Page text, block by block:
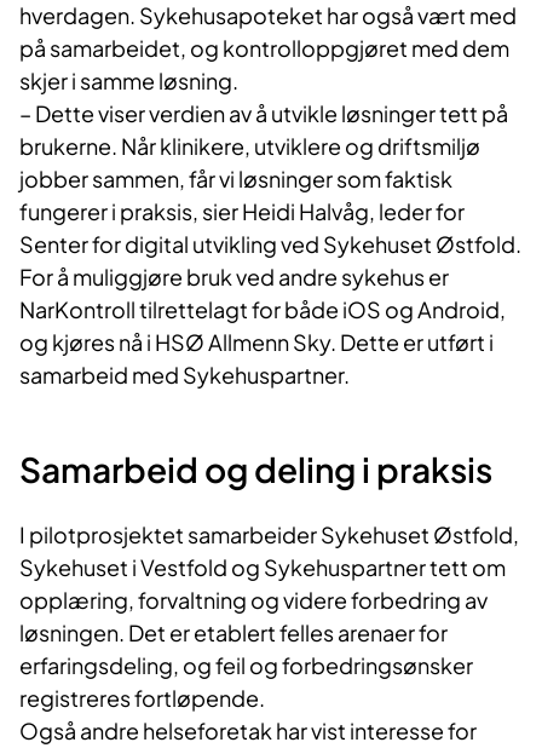
hverdagen. Sykehusapoteket har også vært med
på samarbeidet, og kontrolloppgjøret med dem
skjer i samme løsning.
– Dette viser verdien av å utvikle løsninger tett på
brukerne. Når klinikere, utviklere og driftsmiljø
jobber sammen, får vi løsninger som faktisk
fungerer i praksis, sier Heidi Halvåg, leder for
Senter for digital utvikling ved Sykehuset Østfold.
For å muliggjøre bruk ved andre sykehus er
NarKontroll tilrettelagt for både iOS og Android,
og kjøres nå i HSØ Allmenn Sky. Dette er utført i
samarbeid med Sykehuspartner.
Samarbeid og deling i praksis
I pilotprosjektet samarbeider Sykehuset Østfold,
Sykehuset i Vestfold og Sykehuspartner tett om
opplæring, forvaltning og videre forbedring av
løsningen. Det er etablert felles arenaer for
erfaringsdeling, og feil og forbedringsønsker
registreres fortløpende.
Også andre helseforetak har vist interesse for